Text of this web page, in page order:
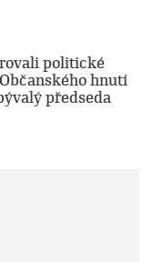
politické
hnutí
předseda